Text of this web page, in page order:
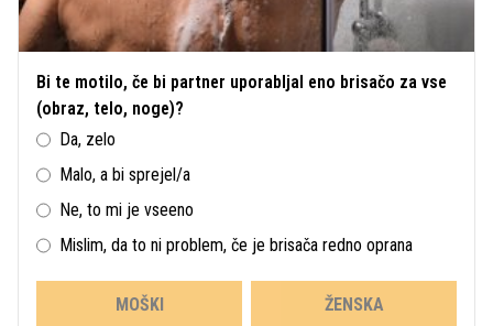
Bi te motilo, če bi partner uporabljal eno brisačo za vse
(obraz, telo, noge)?
Da, zelo
Malo, a bi sprejel/a
Ne, to mi je vseeno
Mislim, da to ni problem, če je brisača redno oprana
MOŠKI ŽENSKA